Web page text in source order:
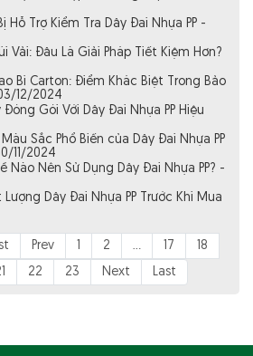
Hỗ Trợ Kiểm Tra Dây Đai Nhựa PP -
Vải: Đâu Là Giải Pháp Tiết Kiệm Hơn?
Bì Carton: Điểm Khác Biệt Trong Bảo
12/2024
Gói Với Dây Đai Nhựa PP Hiệu
Sắc Phổ Biến của Dây Đai Nhựa PP
11/2024
Nào Nên Sử Dụng Dây Đai Nhựa PP? -
Dây Đai Nhựa PP Trước Khi Mua
Prev 1 2 ... 17
18
22 23 Next Last